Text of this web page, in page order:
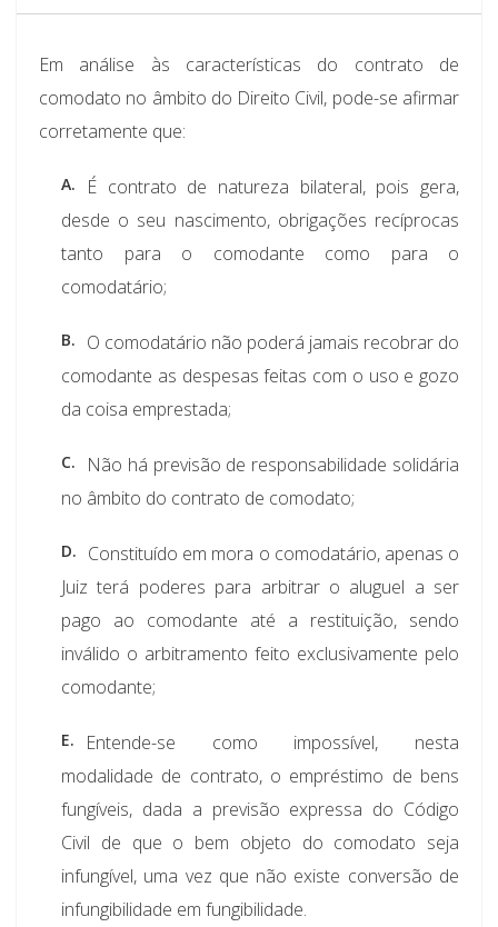
Em análise às características do contrato de
comodato no âmbito do Direito Civil, pode-se afirmar
corretamente que:
A.
É contrato de natureza bilateral, pois gera,
desde o seu nascimento, obrigações recíprocas
tanto para o comodante como para o
comodatário;
B.
O comodatário não poderá jamais recobrar do
comodante as despesas feitas com o uso e gozo
da coisa emprestada;
C.
Não há previsão de responsabilidade solidária
no âmbito do contrato de comodato;
D.
Constituído em mora o comodatário, apenas o
Juiz terá poderes para arbitrar o aluguel a ser
pago ao comodante até a restituição, sendo
inválido o arbitramento feito exclusivamente pelo
comodante;
E.
Entende-se como impossível, nesta
modalidade de contrato, o empréstimo de bens
fungíveis, dada a previsão expressa do Código
Civil de que o bem objeto do comodato seja
infungível, uma vez que não existe conversão de
infungibilidade em fungibilidade.